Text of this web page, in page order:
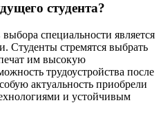
студента?
специальности является
Студенты стремятся выбрать
им высокую
трудоустройства после
актуальность приобрели
и устойчивым